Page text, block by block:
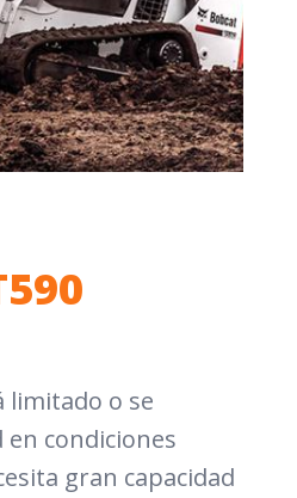
limitado o se
condiciones
gran capacidad